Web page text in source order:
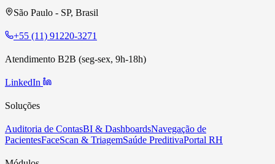
São Paulo - SP, Brasil
+55 (11) 91220-3271
Atendimento B2B (seg-sex, 9h-18h)
LinkedIn
Soluções
Auditoria de ContasBI & DashboardsNavegação de
PacientesFaceScan & TriagemSaúde PreditivaPortal RH